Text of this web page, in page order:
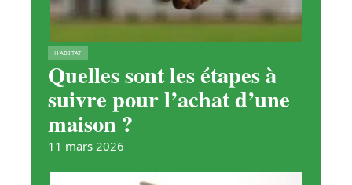
HABITAT
Quelles sont les étapes à
suivre pour l’achat d’une
maison ?
11 mars 2026